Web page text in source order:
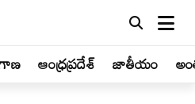
ఆంధ్రప్రదేశ్ జాతీయం